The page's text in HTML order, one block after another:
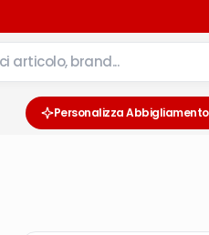
Personalizza Abbigliamento